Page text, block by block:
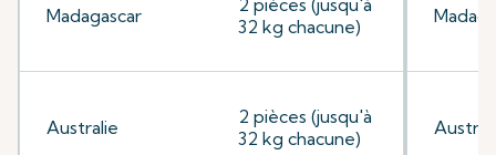
Madagascar
2 pièces (jusqu'à
32 kg chacune)
Australie
2 pièces (jusqu'à
32 kg chacune)